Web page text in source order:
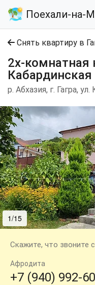
Поехали-на-
Снять квартиру в
2х-комнатная
Кабардинская
р. Абхазия, г. Гагра,
1/15
Скажите, что звоните
Афродита
+7 (940) 992-